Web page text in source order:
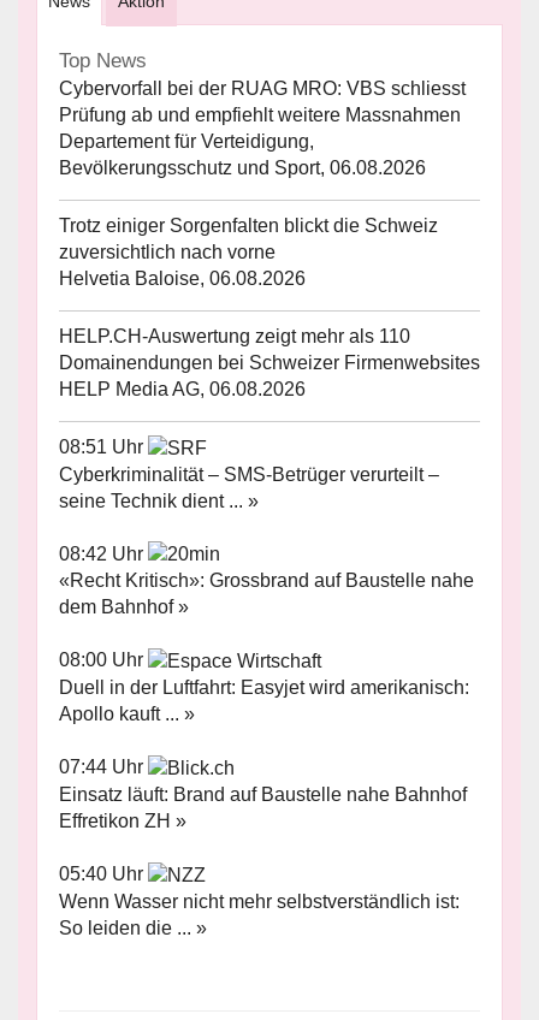
Top News
Cybervorfall bei der RUAG MRO: VBS schliesst
Prüfung ab und empfiehlt weitere Massnahmen
Departement für Verteidigung,
Bevölkerungsschutz und Sport, 06.08.2026
Trotz einiger Sorgenfalten blickt die Schweiz
zuversichtlich nach vorne
Helvetia Baloise, 06.08.2026
HELP.CH-Auswertung zeigt mehr als 110
Domainendungen bei Schweizer Firmenwebsites
HELP Media AG, 06.08.2026
08:51 Uhr
Cyberkriminalität – SMS-Betrüger verurteilt –
seine Technik dient ... »
08:42 Uhr
«Recht Kritisch»: Grossbrand auf Baustelle nahe
dem Bahnhof »
08:00 Uhr
Duell in der Luftfahrt: Easyjet wird amerikanisch:
Apollo kauft ... »
07:44 Uhr
Einsatz läuft: Brand auf Baustelle nahe Bahnhof
Effretikon ZH »
05:40 Uhr
Wenn Wasser nicht mehr selbstverständlich ist:
So leiden die ... »